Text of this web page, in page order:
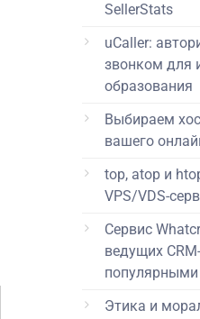
SellerStats
uCaller:
звонком для
образования
Выбираем
вашего
top, atop и
VPS/VDS-
Сервис
ведущих
Этика и